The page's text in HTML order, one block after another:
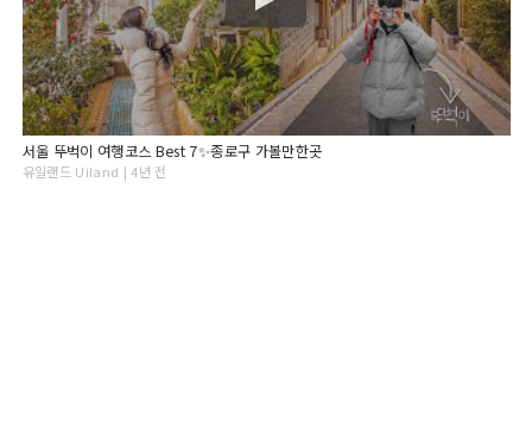
서울 뚜벅이 여행코스 Best 7✨종로구 가볼만한곳
유일랜드 Uiland | 4년 전